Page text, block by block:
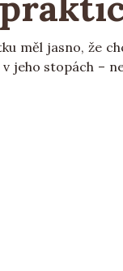
jasno, že
stopách –